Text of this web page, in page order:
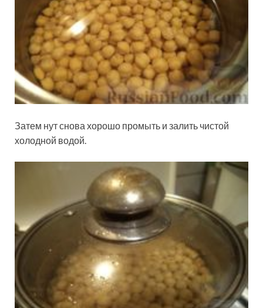
Затем нут снова хорошо промыть и залить чистой
холодной водой.